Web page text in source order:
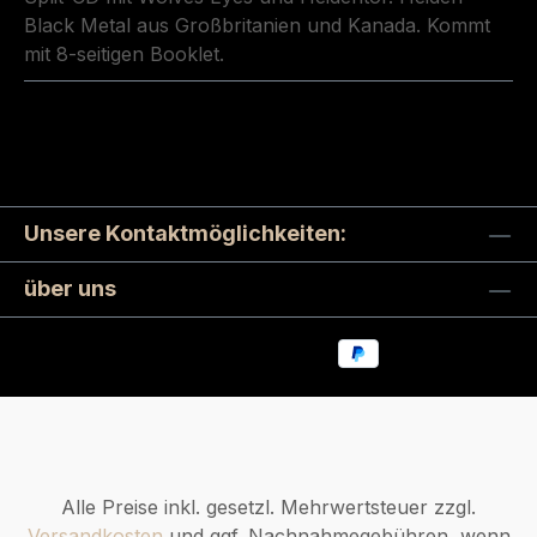
Black Metal aus Großbritanien und Kanada. Kommt
mit 8-seitigen Booklet.
Unsere Kontaktmöglichkeiten:
über uns
Alle Preise inkl. gesetzl. Mehrwertsteuer zzgl.